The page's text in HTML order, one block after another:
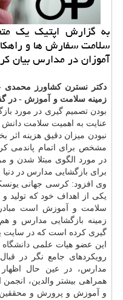
به گزارش اپتیك یك
سلامت سفارش ها و
آموزان در مدارس بیان
دکتر نسترن کشاورز محمدی
زمینه سلامت و
آموزش - در
بودن تصمیم گیری در مورد
عنایت به اهمیت سلامتدانش
نبودن میزان دقیق هزینه اثر
مشخص برای اتمام پاندمی
در مورد الگوی مبتلا شدن و
برای بازگشایی مدارس در
وی افزود: کرسی جهانی
یکی از اهداف خود که تولید
سلامت و آموزش است
زمینه بازگشایی مدارس و
گیری کرده است که در
این عضو هیات علمیدانشگاه
رویکردهای جامع نگر در
مدارس، در عین حال
همراهی بیشتر والدین، انجمن
و آموزش و پرورش و